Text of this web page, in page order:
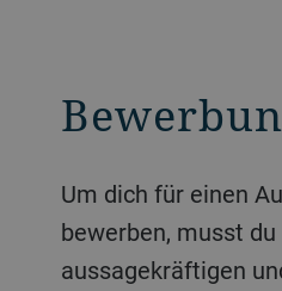
Um dich für einen Ausbildungsplatz zu
bewerben, musst
aussagekräftigen